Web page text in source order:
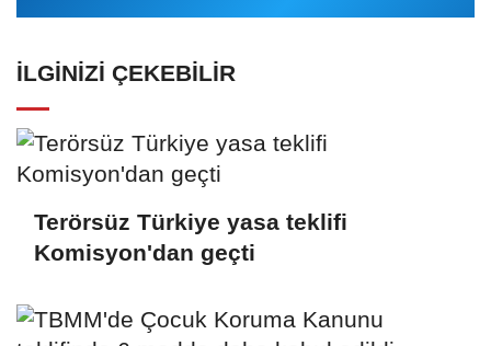
İLGINIZI ÇEKEBILIR
Terörsüz Türkiye yasa teklifi
Komisyon'dan geçti